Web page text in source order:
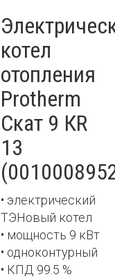
котел
отопления
Protherm
Скат 9 КR
13
• электрический
ТЭНовый котел
• мощность 9 кВт
• одноконтурный
• КПД 99.5 %